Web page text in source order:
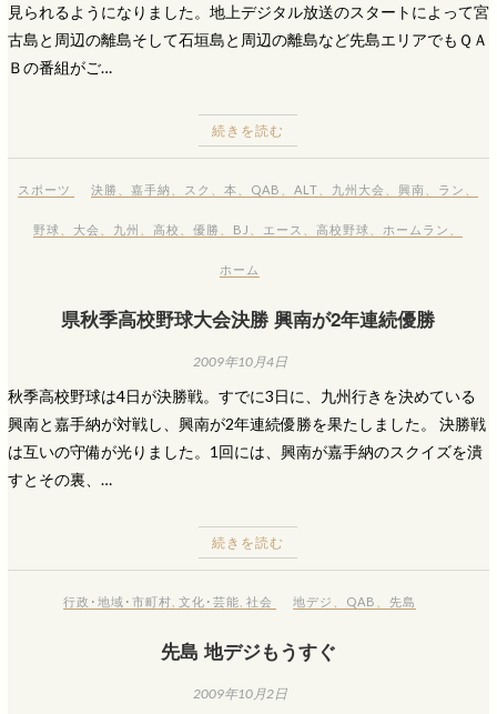
見られるようになりました。地上デジタル放送のスタートによって宮
古島と周辺の離島そして石垣島と周辺の離島など先島エリアでもＱＡ
Ｂの番組がご…
続きを読む
スポーツ 決勝 、嘉手納 スク 、本 QAB 、ALT 九州大会 、興南 ラン
野球 大会 九州 高校 、優勝 BJ エース 高校野球 ホームラン
ホーム
県秋季高校野球大会決勝 興南が2年連続優勝
2009年10月4日
秋季高校野球は4日が決勝戦。すでに3日に、九州行きを決めている
興南と嘉手納が対戦し、興南が2年連続優勝を果たしました。 決勝戦
は互いの守備が光りました。1回には、興南が嘉手納のスクイズを潰
すとその裏、…
続きを読む
行政･地域･市町村 ,文化･芸能 ,社会 地デジ QAB 先島
先島 地デジもうすぐ
2009年10月2日